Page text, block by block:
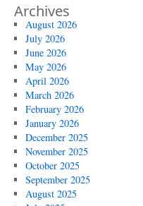
Archives
August 2026
July 2026
June 2026
May 2026
April 2026
March 2026
February 2026
January 2026
December 2025
November 2025
October 2025
September 2025
August 2025